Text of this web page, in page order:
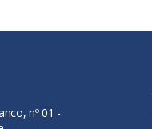
nº 01 -